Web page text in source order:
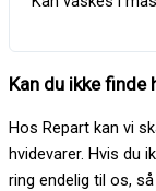
Kan du ikke finde
Hos Repart kan vi
hvidevarer. Hvis du
ring endelig til os,